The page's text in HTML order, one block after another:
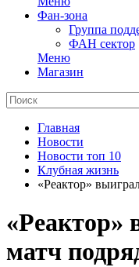
Фан-зона
Группа
ФАН сектор
Меню
Магазин
Главная
Новости
Новости топ 10
Клубная жизнь
«Реактор»
«Реактор»
матч